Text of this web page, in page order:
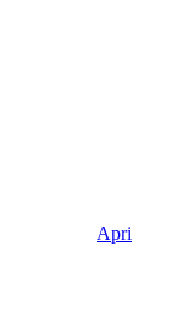
Apri